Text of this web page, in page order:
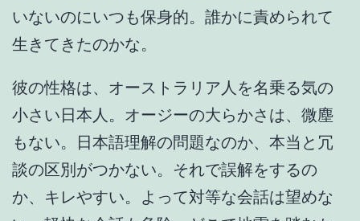
いないのにいつも保身的。誰かに責められて
生きてきたのかな。
彼の性格は、オーストラリア人を名乗る気の
小さい日本人。オージーの大らかさは、微塵
もない。日本語理解の問題なのか、本当と冗
談の区別がつかない。それで誤解をするの
か、キレやすい。よって対等な会話は望めな